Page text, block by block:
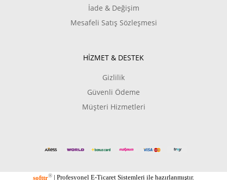
İade & Değişim
Mesafeli Satış Sözleşmesi
HİZMET & DESTEK
Gizlilik
Güvenli Ödeme
Müşteri Hizmetleri
softtr® | Profesyonel E-Ticaret Sistemleri ile hazırlanmıştır.